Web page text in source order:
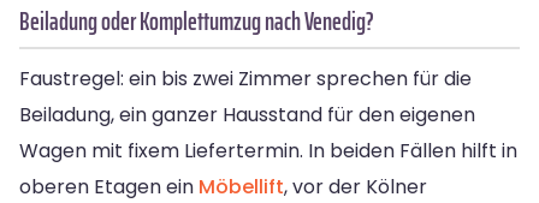
Beiladung oder Komplettumzug nach Venedig?
Faustregel: ein bis zwei Zimmer sprechen für die
Beiladung, ein ganzer Hausstand für den eigenen
Wagen mit fixem Liefertermin. In beiden Fällen hilft in
oberen Etagen ein Möbellift, vor der Kölner